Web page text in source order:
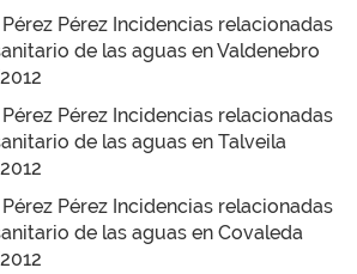
Pérez Incidencias relacionadas
de las aguas en Valdenebro
Pérez Incidencias relacionadas
de las aguas en Talveila
Pérez Incidencias relacionadas
de las aguas en Covaleda